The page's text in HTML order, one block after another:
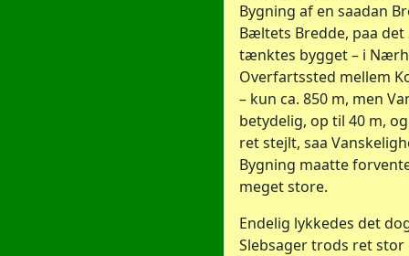
Bygning af en saadan
Bæltets Bredde, paa det
tænktes bygget – i
Overfartssted mellem
– kun ca. 850 m, men
betydelig, op til 40 m,
ret stejlt, saa
Bygning maatte
meget store.
Endelig lykkedes det
Slebsager trods ret